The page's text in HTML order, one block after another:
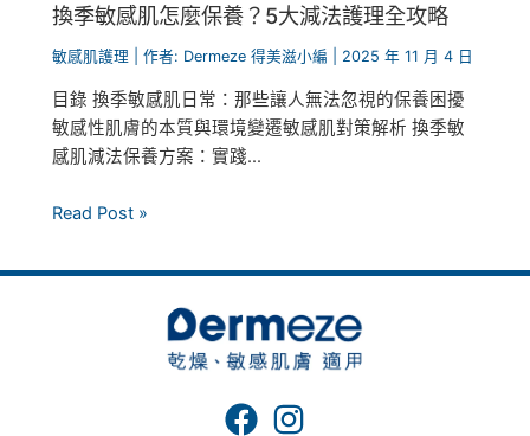
換季敏感肌怎麼保養？5大減法護理全攻略
敏感肌護理 | 作者: Dermeze 得美滋小編 2025 年 11 月 4 日
目錄 換季敏感肌日常：那些讓人無法忽視的保養困擾
敏感性肌膚的本質與環境變遷敏感肌對策解析 換季敏
感肌減法保養方案：實踐...
Read Post »